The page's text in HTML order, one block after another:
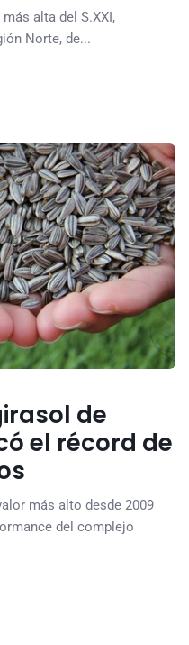
alta del S.XXI,
Norte, de...
de
el récord de
más alto desde 2009
del complejo